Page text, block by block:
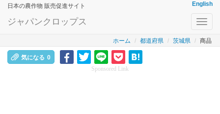
日本の農作物 販売促進サイト English
ジャパンクロップス
ホーム 都道府県 茨城県 商品
気になる 0
Sponsored Link